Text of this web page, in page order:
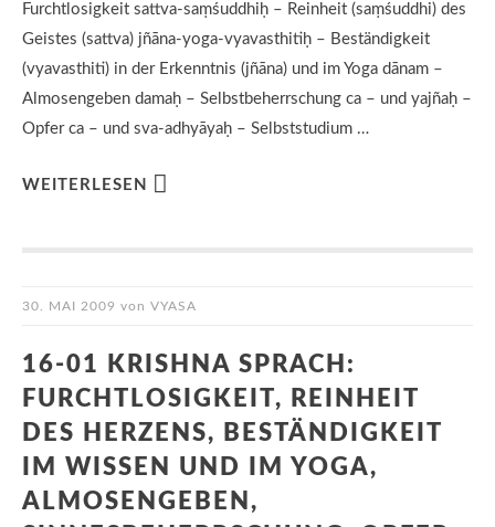
Furchtlosigkeit sattva-saṃśuddhiḥ – Reinheit (saṃśuddhi) des
Geistes (sattva) jñāna-yoga-vyavasthitiḥ – Beständigkeit
(vyavasthiti) in der Erkenntnis (jñāna) und im Yoga dānam –
Almosengeben damaḥ – Selbstbeherrschung ca – und yajñaḥ –
Opfer ca – und sva-adhyāyaḥ – Selbststudium …
WEITERLESEN
30. MAI 2009 von VYASA
16-01 KRISHNA SPRACH:
FURCHTLOSIGKEIT, REINHEIT
DES HERZENS, BESTÄNDIGKEIT
IM WISSEN UND IM YOGA,
ALMOSENGEBEN,